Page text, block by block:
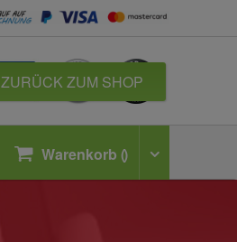
ZURÜCK ZUM SHOP
Warenkorb